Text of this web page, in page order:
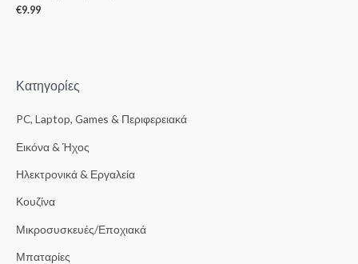
Κατηγορίες
PC, Laptop, Games & Περιφερειακά
Εικόνα & Ήχος
Ηλεκτρονικά & Εργαλεία
Κουζίνα
Μικροσυσκευές/Εποχιακά
Μπαταρίες
€9.99